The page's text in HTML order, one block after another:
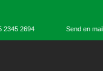
2345 2694 Send en mail